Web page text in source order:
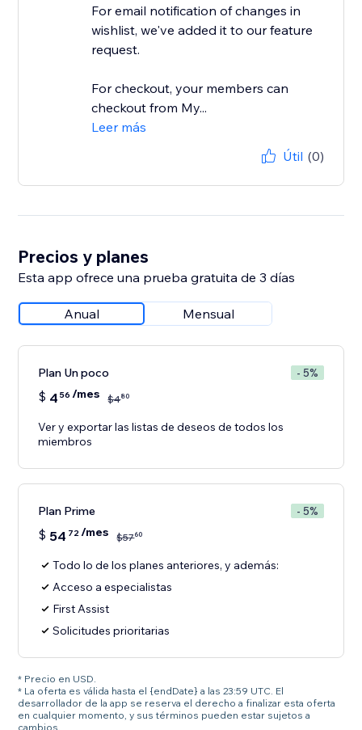
For email notification of changes in
wishlist, we've added it to our feature
request.
For checkout, your members can
checkout from My...
Leer más
Útil (0)
Precios y planes
Esta app ofrece una prueba gratuita de 3 días
Anual Mensual
Plan Un poco - 5%
$ 4 56 /mes $480
Ver y exportar las listas de deseos de todos los
miembros
Plan Prime - 5%
$ 54 72/mes $5760
Todo lo de los planes anteriores, y además:
Acceso a especialistas
First Assist
Solicitudes prioritarias
* Precio en USD.
* La oferta es válida hasta el {endDate} a las 23:59 UTC. El
desarrollador de la app se reserva el derecho a finalizar esta oferta
en cualquier momento, y sus términos pueden estar sujetos a
cambios.